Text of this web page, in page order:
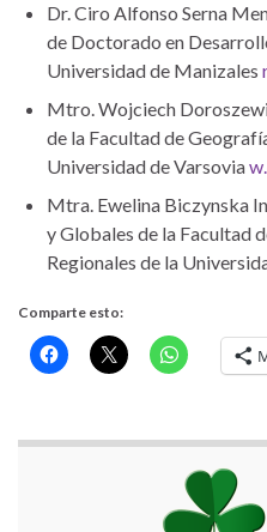
Dr. Ciro Alfonso Serna
de Doctorado en
Universidad de Manizales
Mtro. Wojciech
de la Facultad de
Universidad de Varsovia
Mtra. Ewelina Biczynska
y Globales de la Facultad
Regionales de la
Comparte esto: